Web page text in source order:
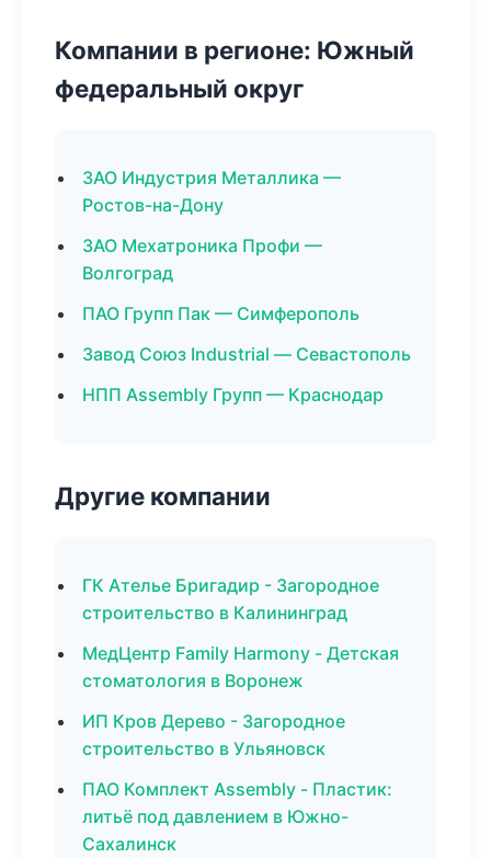
Компании в регионе: Южный
федеральный округ
ЗАО Индустрия Металлика —
Ростов-на-Дону
ЗАО Мехатроника Профи —
Волгоград
ПАО Групп Пак — Симферополь
Завод Союз Industrial — Севастополь
НПП Assembly Групп — Краснодар
Другие компании
ГК Ателье Бригадир - Загородное
строительство в Калининград
МедЦентр Family Harmony - Детская
стоматология в Воронеж
ИП Кров Дерево - Загородное
строительство в Ульяновск
ПАО Комплект Assembly - Пластик:
литьё под давлением в Южно-
Сахалинск